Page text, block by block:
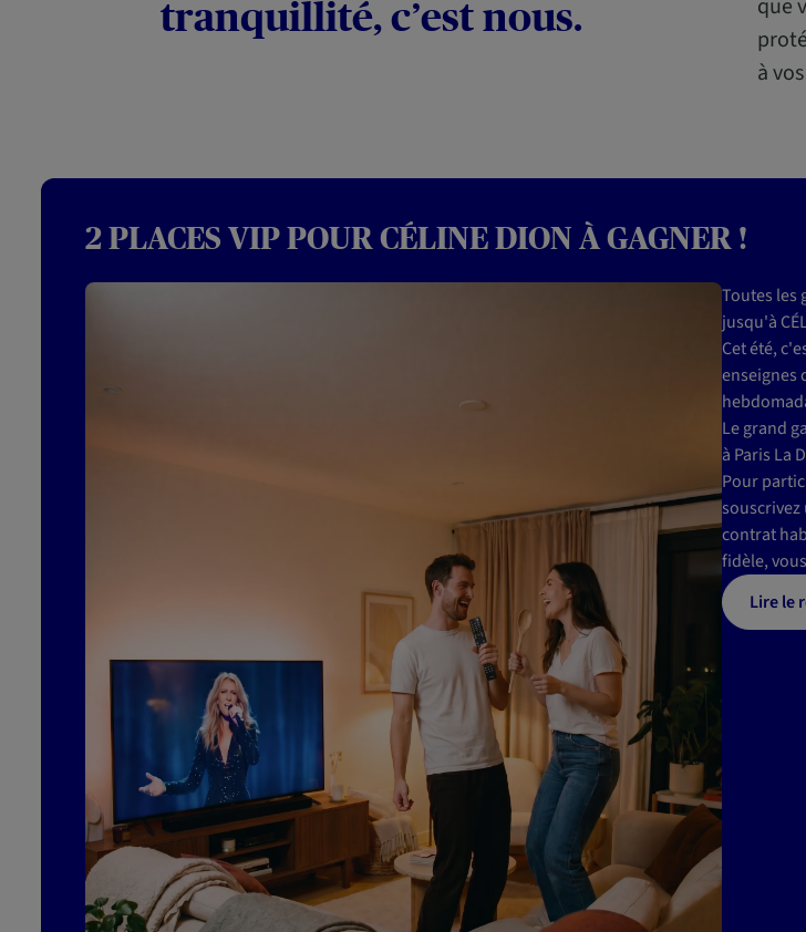
tranquillité, c’est nous.
que
à
2 PLACES VIP POUR CÉLINE DION À GAGNER !
Toutes les
jusqu'à
Cet été,
enseignes
Le grand
à Paris La
Pour
contrat
fidèle,
Lire le